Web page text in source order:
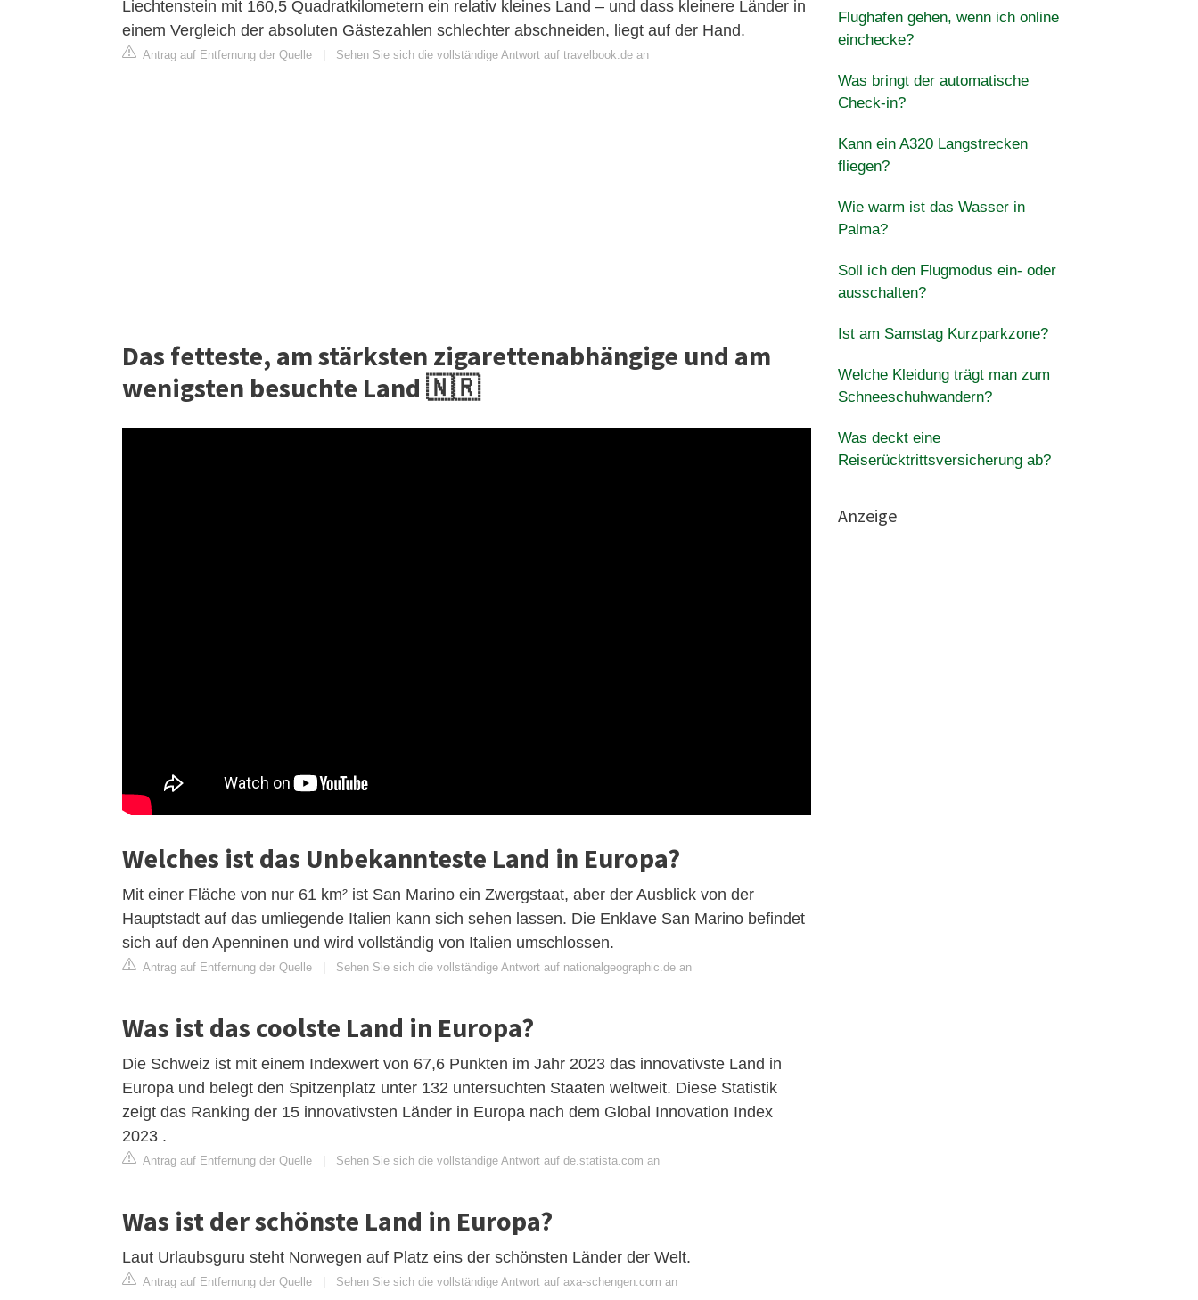
Liechtenstein mit 160,5 Quadratkilometern ein relativ kleines Land – und dass kleinere Länder in
einem Vergleich der absoluten Gästezahlen schlechter abschneiden, liegt auf der Hand.
Antrag auf Entfernung der Quelle Sehen Sie sich die vollständige Antwort auf travelbook.de an
Das fetteste, am stärksten zigarettenabhängige und am
wenigsten besuchte Land 🇳🇷
Welches ist das Unbekannteste Land in Europa?
Mit einer Fläche von nur 61 km² ist San Marino ein Zwergstaat, aber der Ausblick von der
Hauptstadt auf das umliegende Italien kann sich sehen lassen. Die Enklave San Marino befindet
sich auf den Apenninen und wird vollständig von Italien umschlossen.
Antrag auf Entfernung der Quelle | Sehen Sie sich die vollständige Antwort auf nationalgeographic.de an
Was ist das coolste Land in Europa?
Die Schweiz ist mit einem Indexwert von 67,6 Punkten im Jahr 2023 das innovativste Land in
Europa und belegt den Spitzenplatz unter 132 untersuchten Staaten weltweit. Diese Statistik
zeigt das Ranking der 15 innovativsten Länder in Europa nach dem Global Innovation Index
2023 .
Antrag auf Entfernung der Quelle | Sehen Sie sich die vollständige Antwort auf de.statista.com an
Was ist der schönste Land in Europa?
Laut Urlaubsguru steht Norwegen auf Platz eins der schönsten Länder der Welt.
Antrag auf Entfernung der Quelle | Sehen Sie sich die vollständige Antwort auf axa-schengen.com an
Flughafen gehen, wenn ich online
einchecke?
Was bringt der automatische
Check-in?
Kann ein A320 Langstrecken
fliegen?
Wie warm ist das Wasser in
Palma?
Soll ich den Flugmodus ein- oder
ausschalten?
Ist am Samstag Kurzparkzone?
Welche Kleidung trägt man zum
Schneeschuhwandern?
Was deckt eine
Reiserücktrittsversicherung ab?
Anzeige